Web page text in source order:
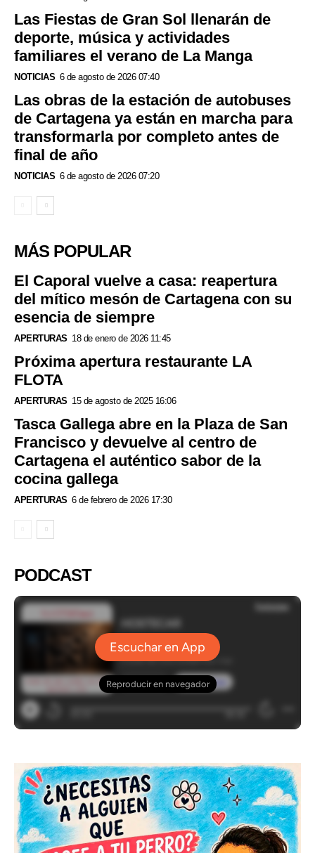
Las Fiestas de Gran Sol llenarán de
deporte, música y actividades
familiares el verano de La Manga
NOTICIAS 6 de agosto de 2026 07:40
Las obras de la estación de autobuses
de Cartagena ya están en marcha para
transformarla por completo antes de
final de año
NOTICIAS 6 de agosto de 2026 07:20
MÁS POPULAR
El Caporal vuelve a casa: reapertura
del mítico mesón de Cartagena con su
esencia de siempre
APERTURAS 18 de enero de 2026 11:45
Próxima apertura restaurante LA
FLOTA
APERTURAS 15 de agosto de 2025 16:06
Tasca Gallega abre en la Plaza de San
Francisco y devuelve al centro de
Cartagena el auténtico sabor de la
cocina gallega
APERTURAS 6 de febrero de 2026 17:30
PODCAST